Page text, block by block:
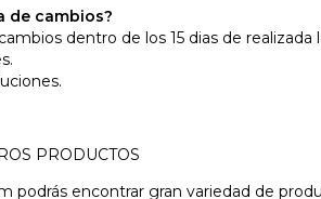
de cambios?
dentro de los 15 dias de
PRODUCTOS
podrás encontrar gran variedad de